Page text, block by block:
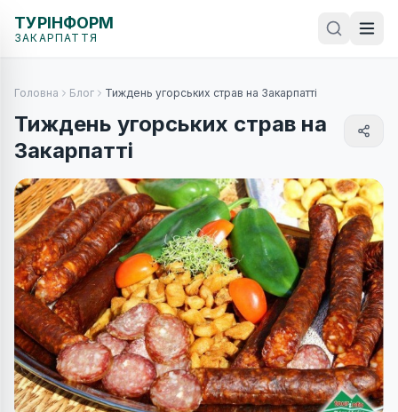
ТУРІНФОРМ
ЗАКАРПАТТЯ
Головна Блог Тиждень угорських страв на Закарпатті
Тиждень угорських страв на
Закарпатті